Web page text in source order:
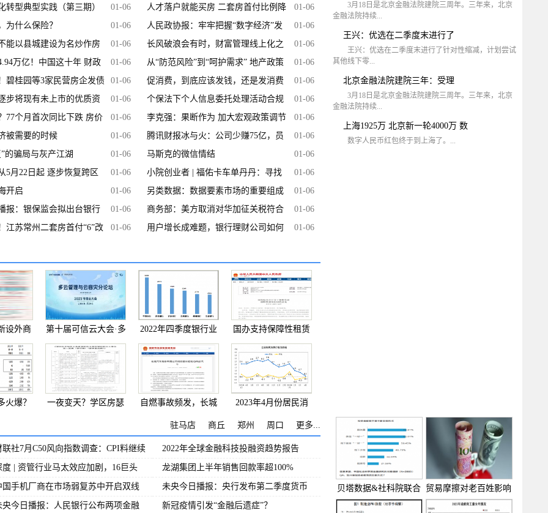
全
01-06
转型典型实践（第三期） 01-06
人才落户就能买房 二套房首付比例降
低！海口出台
01-06
为什么保险？ 01-06
人民政协报：牢牢把握“数字经济”发
展的春天
01-06
能以县城建设为名炒作房
01-06
长风破浪会有时，财富管理线上化之
路
01-06
万亿！中国这十年 财政
越
01-06
从“防范风险”到“呵护需求” 地产政策
调整释放
01-06
碧桂园等3家民营房企发债
创
01-06
促消费，到底应该发钱，还是发消费
券？
01-06
步将现有未上市的优质资
注
01-06
个保法下个人信息委托处理活动合规
要点
01-06
77个月首次同比下跌 房价
数
01-06
李克强：果断作为 加大宏观政策调节
01-06
被需要的时候 01-06
腾讯财报冰与火：公司少赚75亿，员
工多发88亿
01-06
的骗局与灰产江湖 01-06
马斯克的微信情结
01-06
5月22日起 逐步恢复跨区
01-06
小院创业者 | 福佑卡车单丹丹：寻找
心中的延安
01-06
开启 01-06
另类数据：数据要素市场的重要组成
01-06
报：银保监会拟出台银行
费
01-06
商务部：美方取消对华加征关税符合
美国消费者和
01-06
江苏常州二套房首付“6”改
01-06
用户增长成难题，银行理财公司如何
设外商
第十届可信云大会·多
2022年四季度银行业
国办支持保障性租赁
火爆？
一夜变天？学区房瑟
自燃事故频发，长城
2023年4月份居民消
3月18日是北京金融法院建院三周年。三年来，北京
金融法院持续...
王兴：优选在二季度末进行了
王兴：优选在二季度末进行了针对性缩减，计划尝试
其他线下零...
北京金融法院建院三年：受理
3月18日是北京金融法院建院三周年。三年来，北京
金融法院持续...
上海1925万 北京新一轮4000万 数
数字人民币红包终于到上海了。...
更多...
周口
郑州
商丘
驻马店
联社7月C50风向指数调查：CPI料继续 2022年全球金融科技投融资趋势报告
度 | 资管行业马太效应加剧，16巨头 龙湖集团上半年销售回款率超100%
国手机厂商在市场弱复苏中开启双线 未央今日播报：央行发布第二季度货币
央今日播报：人民银行公布两项金融 新冠疫情引发“金融后遗症”？
贝塔数据&社科院联合
研
贸易摩擦对老百姓影响
多